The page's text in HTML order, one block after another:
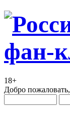
18+
Добро пожаловать,